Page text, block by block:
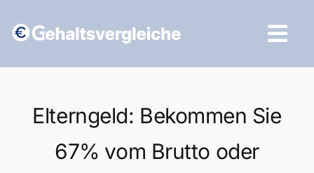
Inhalt
Elterngeld: Bekommen Sie
67% vom Brutto oder